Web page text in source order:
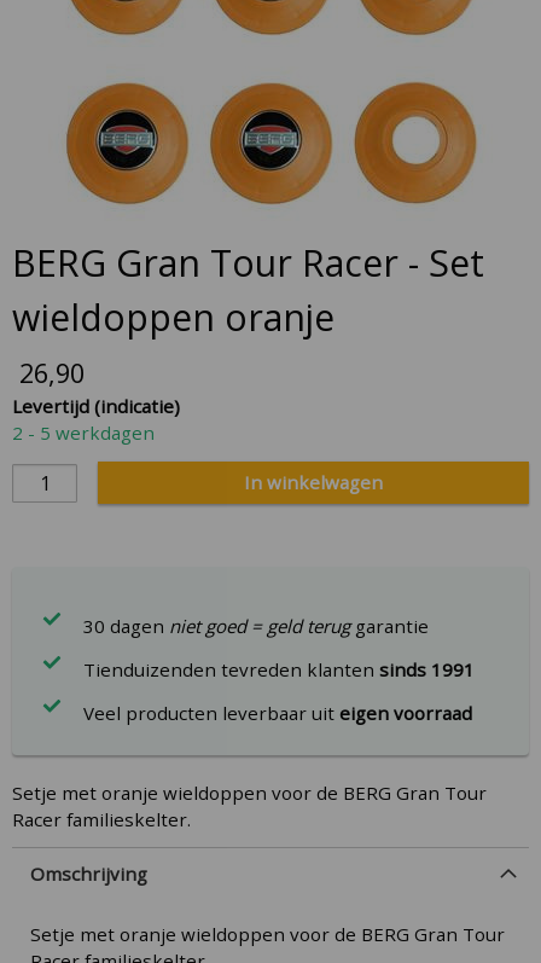
BERG Gran Tour Racer - Set
wieldoppen oranje
26,90
Levertijd (indicatie)
2 - 5 werkdagen
In winkelwagen
30 dagen niet goed = geld teruggarantie
Tienduizenden tevreden klantensinds 1991
Veel producten leverbaar uiteigen voorraad
Setje met oranje wieldoppen voor de BERG Gran Tour
Racer familieskelter.
Skip
to
beginning
the
images
gallery
Omschrijving
Setje met oranje wieldoppen voor de BERG Gran Tour